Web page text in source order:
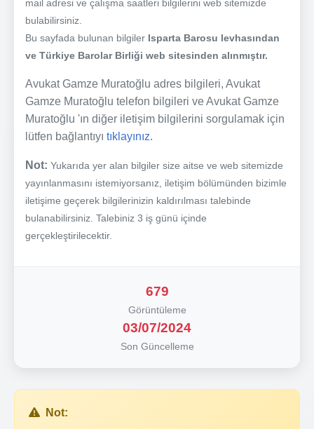
mail adresi ve çalışma saatleri bilgilerini web sitemizde
bulabilirsiniz.
Bu sayfada bulunan bilgiler Isparta Barosu levhasından
ve Türkiye Barolar Birliği web sitesinden alınmıştır.
Avukat Gamze Muratoğlu adres bilgileri, Avukat
Gamze Muratoğlu telefon bilgileri ve Avukat Gamze
Muratoğlu 'ın diğer iletişim bilgilerini sorgulamak için
lütfen bağlantıyı tıklayınız.
Not: Yukarıda yer alan bilgiler size aitse ve web sitemizde
yayınlanmasını istemiyorsanız, iletişim bölümünden bizimle
iletişime geçerek bilgilerinizin kaldırılması talebinde
bulanabilirsiniz. Talebiniz 3 iş günü içinde
gerçekleştirilecektir.
679
Görüntüleme
03/07/2024
Son Güncelleme
Not: